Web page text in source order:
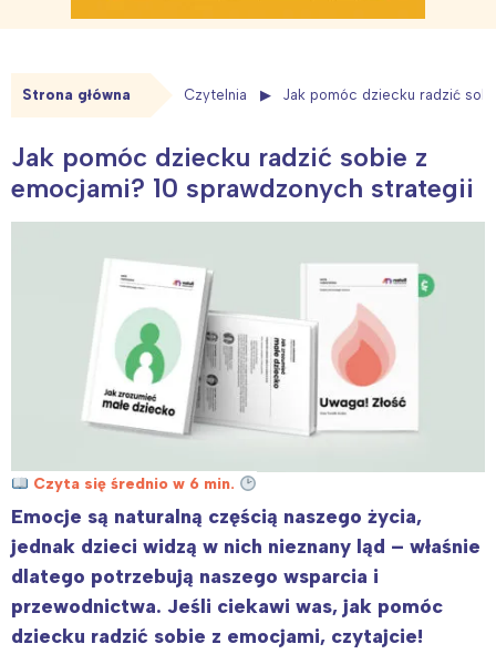
Strona główna Czytelnia Jak pomóc dziecku radzić
Jak pomóc dziecku radzić sobie z
emocjami? 10 sprawdzonych strategii
Czyta się średnio w 6 min.
Emocje są naturalną częścią naszego życia,
jednak dzieci widzą w nich nieznany ląd – właśnie
dlatego potrzebują naszego wsparcia i
przewodnictwa. Jeśli ciekawi was, jak pomóc
dziecku radzić sobie z emocjami, czytajcie!